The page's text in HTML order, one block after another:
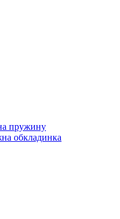
пружину
обкладинка